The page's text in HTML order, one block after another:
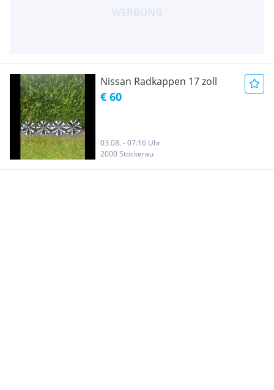
Nissan Radkappen 17 zoll
€ 60
03.08. - 07:16 Uhr
2000 Stockerau